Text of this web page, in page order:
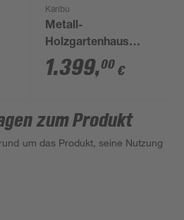
Karibu
Metall-
Holzgartenhaus
'Komet 2 B'
Fichtenholz terragrau
209 x 208,5 x 213 cm
1.399,00 €
zum Produkt
um das Produkt, seine Nutzung